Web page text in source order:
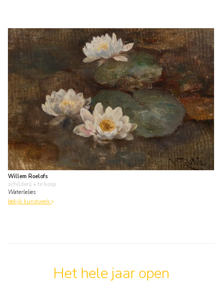
Willem Roelofs
schilderij • te koop
Waterlelies
bekijk kunstwerk
Het hele jaar open